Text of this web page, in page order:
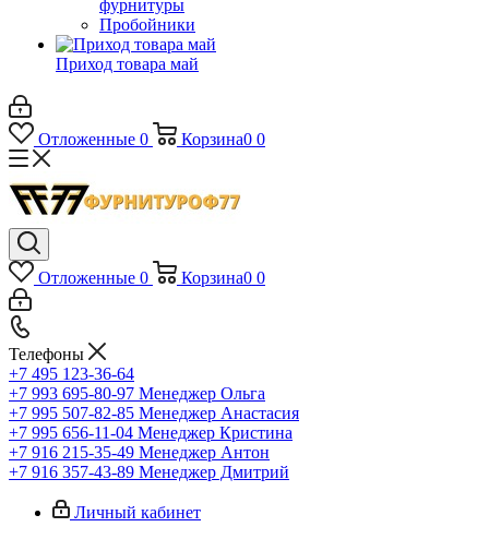
фурнитуры
Пробойники
Приход товара май
Отложенные 0 Корзина0 0
Отложенные 0 Корзина0 0
Телефоны
+7 495 123-36-64
+7 993 695-80-97 Менеджер Ольга
+7 995 507-82-85 Менеджер Анастасия
+7 995 656-11-04 Менеджер Кристина
+7 916 215-35-49 Менеджер Антон
+7 916 357-43-89 Менеджер Дмитрий
Личный кабинет